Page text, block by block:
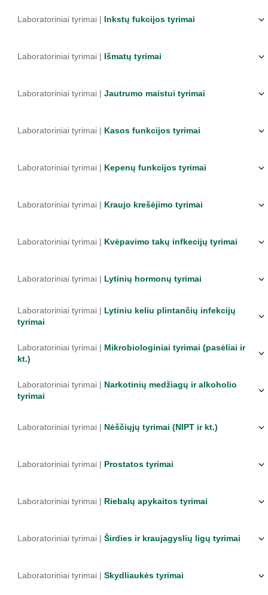
Laboratoriniai tyrimai | Inkstų fukcijos tyrimai
Laboratoriniai tyrimai | Išmatų tyrimai
Laboratoriniai tyrimai | Jautrumo maistui tyrimai
Laboratoriniai tyrimai | Kasos funkcijos tyrimai
Laboratoriniai tyrimai | Kepenų funkcijos tyrimai
Laboratoriniai tyrimai | Kraujo krešėjimo tyrimai
Laboratoriniai tyrimai | Kvėpavimo takų infkecijų tyrimai
Laboratoriniai tyrimai | Lytinių hormonų tyrimai
Laboratoriniai tyrimai | Lytiniu keliu plintančių infekcijų
tyrimai
Laboratoriniai tyrimai | Mikrobiologiniai tyrimai (pasėliai ir
kt.)
Laboratoriniai tyrimai | Narkotinių medžiagų ir alkoholio
tyrimai
Laboratoriniai tyrimai | Nėščiųjų tyrimai (NIPT ir kt.)
Laboratoriniai tyrimai | Prostatos tyrimai
Laboratoriniai tyrimai | Riebalų apykaitos tyrimai
Laboratoriniai tyrimai | Širdies ir kraujagyslių ligų tyrimai
Laboratoriniai tyrimai | Skydliaukės tyrimai